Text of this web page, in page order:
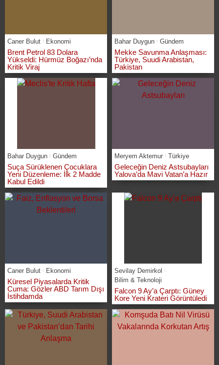
Caner Bulut Ekonomi
Brent Petrol 83 Dolara
Yükseldi: Hürmüz Boğazı’nda
Kritik Viraj
Bahar Duygun Gündem
Mekke Savunma Anlaşması:
Türkiye, Suudi Arabistan,
Pakistan
Bahar Duygun Gündem
Suça Sürüklenen Çocuklara
Yeni Düzenleme: İlk 2 Madde
Kabul Edildi
Meryem Aktemur Türkiye
Geleceğin Deniz Astsubayları
Yalova’da Mavi Vatan’a Hazır
Caner Bulut Ekonomi
Küresel Piyasalarda Kritik
Cuma: Gözler ABD Tarım Dışı
İstihdamda
Sevilay Demirkol
Bilim & Teknoloji
Falcon 9 Ay’a Çarptı: Güney
Kore Yeni Krateri Görüntüledi